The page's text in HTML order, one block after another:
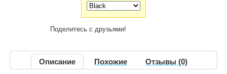
Поделитесь с друзьями!
Описание Похожие Отзывы (0)